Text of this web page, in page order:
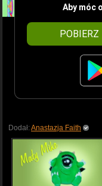
Aby móc
Dodał:Anastazja Faith